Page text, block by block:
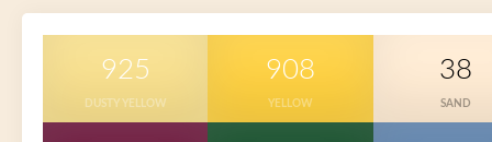
925
DUSTY YELLOW
908
YELLOW
38
SAND